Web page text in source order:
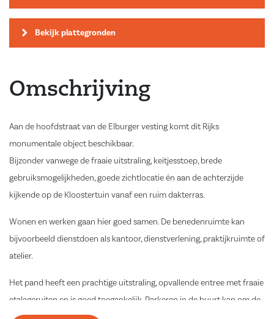
Bekijk plattegronden
Omschrijving
Aan de hoofdstraat van de Elburger vesting komt dit Rijks
monumentale object beschikbaar.
Bijzonder vanwege de fraaie uitstraling, keitjesstoep, brede
gebruiksmogelijkheden, goede zichtlocatie én aan de achterzijde
kijkende op de Kloostertuin vanaf een ruim dakterras.
Wonen en werken gaan hier goed samen. De benedenruimte kan
bijvoorbeeld dienstdoen als kantoor, dienstverlening, praktijkruimte of
atelier.
Het pand heeft een prachtige uitstraling, opvallende entree met fraaie
etalageruiten en is goed toegankelijk. Parkeren in de buurt kan om de